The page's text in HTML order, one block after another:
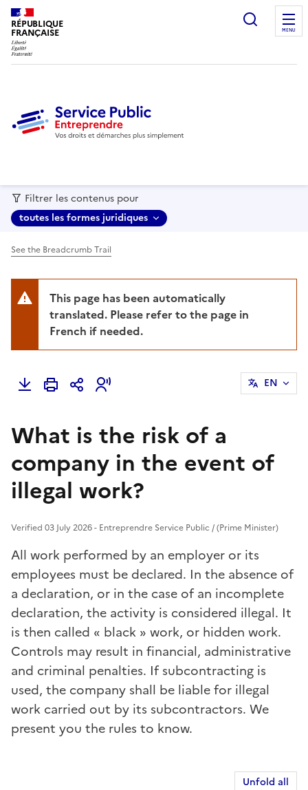
RÉPUBLIQUE
FRANÇAISE MENU
Filtrer les contenus pour
toutes les formes juridiques
See the Breadcrumb Trail
This page has been automatically
translated. Please refer to the page in
French if needed.
EN
What is the risk of a
company in the event of
illegal work?
Verified 03 July 2026 - Entreprendre Service Public / (Prime Minister)
All work performed by an employer or its
employees must be declared. In the absence of
a declaration, or in the case of an incomplete
declaration, the activity is considered illegal. It
is then called « black » work, or hidden work.
Controls may result in financial, administrative
and criminal penalties. If subcontracting is
used, the company shall be liable for illegal
work carried out by its subcontractors. We
present you the rules to know.
Unfold all